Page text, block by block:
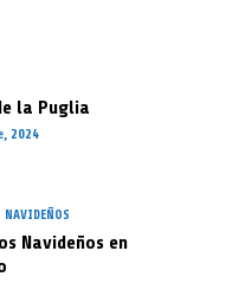
la Puglia
2024
NAVIDEÑOS
Navideños en